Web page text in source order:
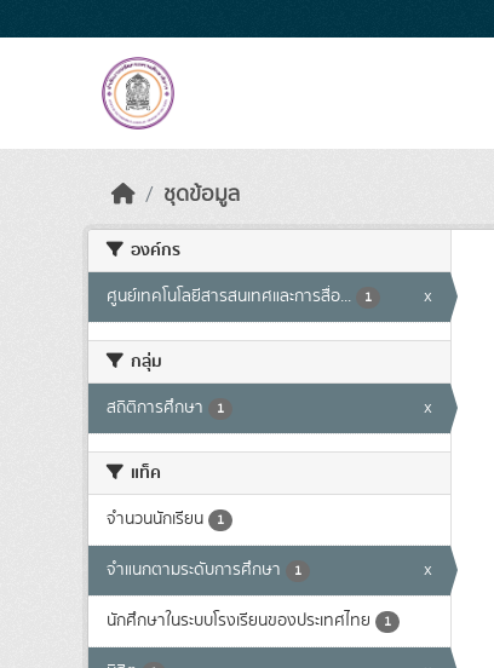
ชุดข้อมูล
องค์กร
ศูนย์เทคโนโลยีสารสนเทศและการสื่อ... 1 x
กลุ่ม
สถิติการศึกษา 1 x
แท็ค
จำนวนนักเรียน 1
จำแนกตามระดับการศึกษา 1 x
นักศึกษาในระบบโรงเรียนของประเทศไทย 1